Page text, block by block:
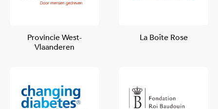
Provincie West-
Vlaanderen
La Boîte Rose